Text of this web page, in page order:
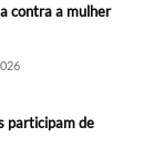
contra a mulher
participam de